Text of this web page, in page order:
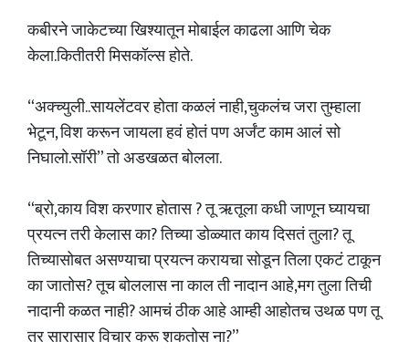
कबीरने जाकेटच्या खिश्यातून मोबाईल काढला आणि चेक
केला.कितीतरी मिसकॉल्स होते.
“अक्च्युली..सायलेंटवर होता कळलं नाही,चुकलंच जरा तुम्हाला
भेटून, विश करून जायला हवं होतं पण अर्जंट काम आलं सो
निघालो.सॉरी” तो अडखळत बोलला.
“ब्रो,काय विश करणार होतास ? तू ऋतूला कधी जाणून घ्यायचा
प्रयत्न तरी केलास का? तिच्या डोळ्यात काय दिसतं तुला? तू
तिच्यासोबत असण्याचा प्रयत्न करायचा सोडून तिला एकटं टाकून
का जातोस? तूच बोललास ना काल ती नादान आहे,मग तुला तिची
नादानी कळत नाही? आमचं ठीक आहे आम्ही आहोतच उथळ पण तू
तर सारासार विचार करू शकतोस ना?”